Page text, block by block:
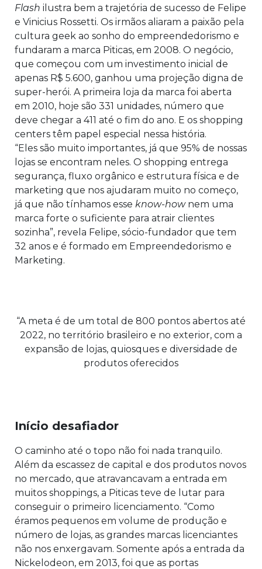
Flash ilustra bem a trajetória de sucesso de Felipe
e Vinicius Rossetti. Os irmãos aliaram a paixão pela
cultura geek ao sonho do empreendedorismo e
fundaram a marca Piticas, em 2008. O negócio,
que começou com um investimento inicial de
apenas R$ 5.600, ganhou uma projeção digna de
super-herói. A primeira loja da marca foi aberta
em 2010, hoje são 331 unidades, número que
deve chegar a 411 até o fim do ano. E os shopping
centers têm papel especial nessa história.
“Eles são muito importantes, já que 95% de nossas
lojas se encontram neles. O shopping entrega
segurança, fluxo orgânico e estrutura física e de
marketing que nos ajudaram muito no começo,
já que não tínhamos esse know-hownem uma
marca forte o suficiente para atrair clientes
sozinha”, revela Felipe, sócio-fundador que tem
32 anos e é formado em Empreendedorismo e
Marketing.
“A meta é de um total de 800 pontos abertos até
2022, no território brasileiro e no exterior, com a
expansão de lojas, quiosques e diversidade de
produtos oferecidos
Início desafiador
O caminho até o topo não foi nada tranquilo.
Além da escassez de capital e dos produtos novos
no mercado, que atravancavam a entrada em
muitos shoppings, a Piticas teve de lutar para
conseguir o primeiro licenciamento. “Como
éramos pequenos em volume de produção e
número de lojas, as grandes marcas licenciantes
não nos enxergavam. Somente após a entrada da
Nickelodeon, em 2013, foi que as portas